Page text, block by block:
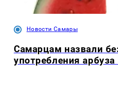
Новости Самары
Самарцам назвали
употребления